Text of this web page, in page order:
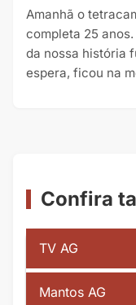
Amanhã o
completa 25
da nossa história
espera, ficou na
Confira
TV AG
Mantos AG